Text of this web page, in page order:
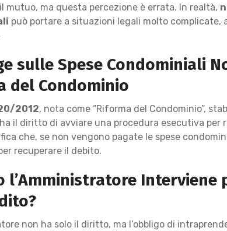
mutuo, ma questa percezione è errata. In realtà,
può portare a situazioni legali molto complicate,
sulle Spese Condominiali
del Condominio
2012, nota come “Riforma del Condominio”,
il diritto di avviare una procedura esecutiva per
che, se non vengono pagate le spese
recuperare il debito.
l’Amministratore Interviene
non ha solo il diritto, ma l’obbligo di